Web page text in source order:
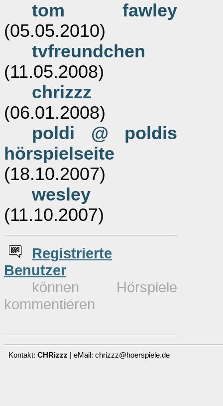
tom fawley
(05.05.2010)
tvfreundchen
(11.05.2008)
chrizzz
(06.01.2008)
poldi @ poldis
hörspielseite
(18.10.2007)
wesley
(11.10.2007)
Registrierte
Benutzer
können Hörspiele
kommentieren
Kontakt: CHRizzz | eMail: chrizzz@hoerspiele.de